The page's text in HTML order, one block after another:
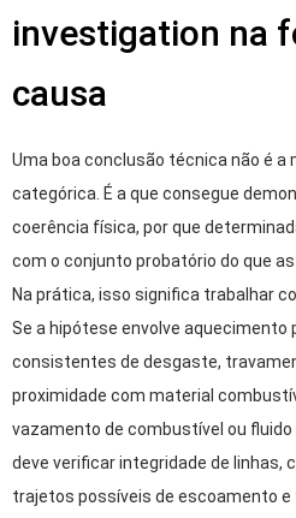
investigation na
causa
Uma boa conclusão técnica não é a
categórica. É a que consegue
coerência física, por que
com o conjunto probatório do que as
Na prática, isso significa trabalhar
Se a hipótese envolve aquecimento
consistentes de desgaste,
proximidade com material
vazamento de combustível ou
deve verificar integridade de linhas,
trajetos possíveis de escoamento e